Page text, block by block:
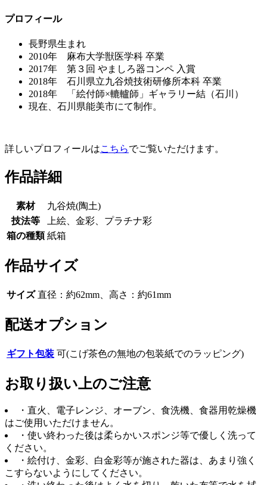
プロフィール
長野県生まれ
2010年 麻布大学獣医学科 卒業
2017年 第３回 やましろ器コンペ 入賞
2018年 石川県立九谷焼技術研修所本科 卒業
2018年 「絵付師×轆轤師」ギャラリー結（石川）
現在、石川県能美市にて制作。
詳しいプロフィールはこちらでご覧いただけます。
作品詳細
素材
九谷焼(陶土)
技法等
上絵、金彩、プラチナ彩
箱の種類 紙箱
作品サイズ
サイズ 直径：約62mm、高さ：約61mm
配送オプション
ギフト包装 可(こげ茶色の無地の包装紙でのラッピング)
お取り扱い上のご注意
・直火、電子レンジ、オーブン、食洗機、食器用乾燥機
はご使用いただけません。
・使い終わった後は柔らかいスポンジ等で優しく洗って
ください。
・絵付け、金彩、白金彩等が施された器は、あまり強く
こすらないようにしてください。